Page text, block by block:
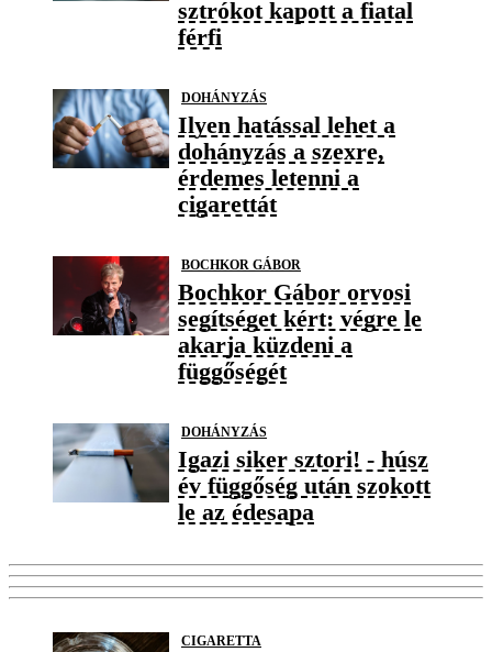
sztrókot kapott a fiatal
férfi
DOHÁNYZÁS
Ilyen hatással lehet a
dohányzás a szexre,
érdemes letenni a
cigarettát
BOCHKOR GÁBOR
Bochkor Gábor orvosi
segítséget kért: végre le
akarja küzdeni a
függőségét
DOHÁNYZÁS
Igazi siker sztori! - húsz
év függőség után szokott
le az édesapa
CIGARETTA